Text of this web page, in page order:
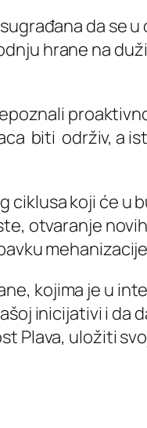
da se
hrane na
biti održiv, a
ciklusa koji će
otvaranje
kojima je u
inicijativi i da
Plava, uložiti